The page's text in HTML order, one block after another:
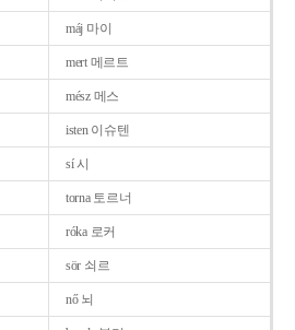
máj 마이
mert 메르트
mész 메스
isten 이슈텐
sí 시
torna 토르너
róka 로커
sör 쇠르
nő 뇌